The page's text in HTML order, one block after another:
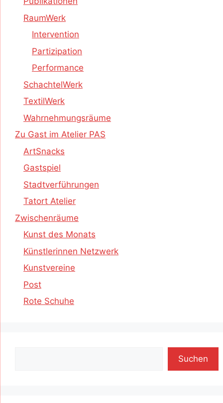
RaumWerk
Intervention
Partizipation
Performance
SchachtelWerk
TextilWerk
Wahrnehmungsräume
Zu Gast im Atelier PAS
ArtSnacks
Gastspiel
Stadtverführungen
Tatort Atelier
Zwischenräume
Kunst des Monats
Künstlerinnen Netzwerk
Kunstvereine
Post
Rote Schuhe
Suchen